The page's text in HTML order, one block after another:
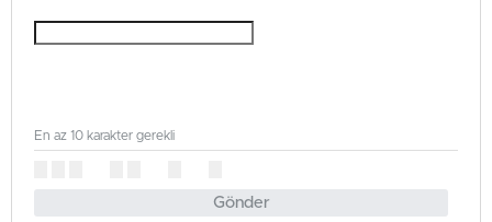
Gönder
En az 10 karakter gerekli